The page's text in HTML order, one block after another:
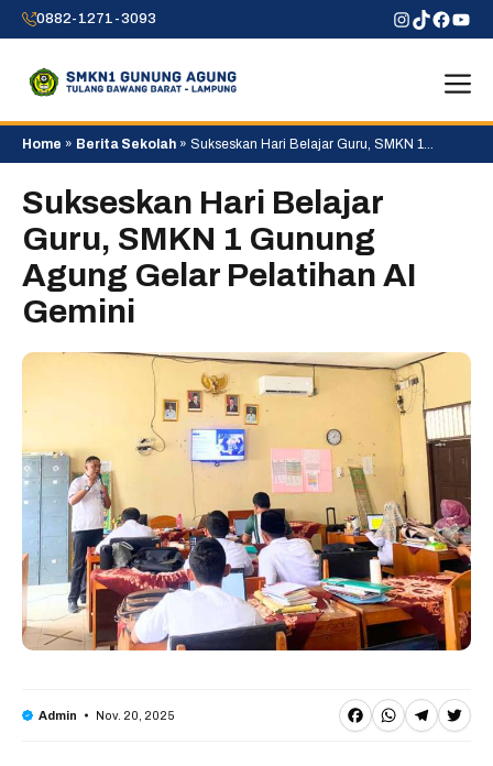
Skip
to
content
0882-1271-3093 Instagram
TikTok
Home » Berita Sekolah » Sukseskan Hari Belajar Guru, SMKN 1
Gunung Agung Gelar Pelatihan AI Gemini
Sukseskan Hari Belajar
Guru, SMKN 1 Gunung
Agung Gelar Pelatihan AI
Gemini
Admin Nov. 20, 2025
F WT T